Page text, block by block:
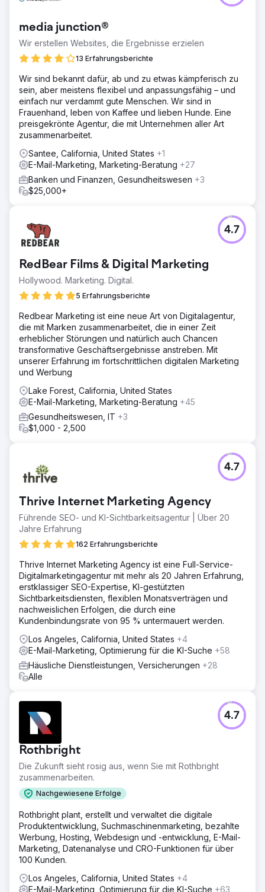
media junction®
Wir erstellen Websites, die Ergebnisse erzielen
13 Erfahrungsberichte
Wir sind bekannt dafür, ab und zu etwas kämpferisch zu
sein, aber meistens flexibel und anpassungsfähig – und
einfach nur verdammt gute Menschen. Wir sind in
Frauenhand, leben von Kaffee und lieben Hunde. Eine
preisgekrönte Agentur, die mit Unternehmen aller Art
zusammenarbeitet.
Santee, California, United States +1
E-Mail-Marketing, Marketing-Beratung +27
Banken und Finanzen, Gesundheitswesen +3
$25,000+
RedBear Films & Digital Marketing
Hollywood. Marketing. Digital.
5 Erfahrungsberichte
4.7
Redbear Marketing ist eine neue Art von Digitalagentur,
die mit Marken zusammenarbeitet, die in einer Zeit
erheblicher Störungen und natürlich auch Chancen
transformative Geschäftsergebnisse anstreben. Mit
unserer Erfahrung im fortschrittlichen digitalen Marketing
und Werbung
Lake Forest, California, United States
E-Mail-Marketing, Marketing-Beratung +45
Gesundheitswesen, IT +3
$1,000 - 2,500
Thrive Internet Marketing Agency
Führende SEO- und KI-Sichtbarkeitsagentur | Über 20
Jahre Erfahrung
162 Erfahrungsberichte
4.7
Thrive Internet Marketing Agency ist eine Full-Service-
Digitalmarketingagentur mit mehr als 20 Jahren Erfahrung,
erstklassiger SEO-Expertise, KI-gestützten
Sichtbarkeitsdiensten, flexiblen Monatsverträgen und
nachweislichen Erfolgen, die durch eine
Kundenbindungsrate von 95 % untermauert werden.
Los Angeles, California, United States +4
E-Mail-Marketing, Optimierung für die KI-Suche +58
Häusliche Dienstleistungen, Versicherungen +28
Alle
Rothbright
Die Zukunft sieht rosig aus, wenn Sie mit Rothbright
zusammenarbeiten.
Nachgewiesene Erfolge
4.7
Rothbright plant, erstellt und verwaltet die digitale
Produktentwicklung, Suchmaschinenmarketing, bezahlte
Werbung, Hosting, Webdesign und -entwicklung, E-Mail-
Marketing, Datenanalyse und CRO-Funktionen für über
100 Kunden.
Los Angeles, California, United States +4
E-Mail-Marketing, Optimierung für die KI-Suche +63